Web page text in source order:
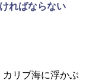
ればならない
リブ海に浮かぶ